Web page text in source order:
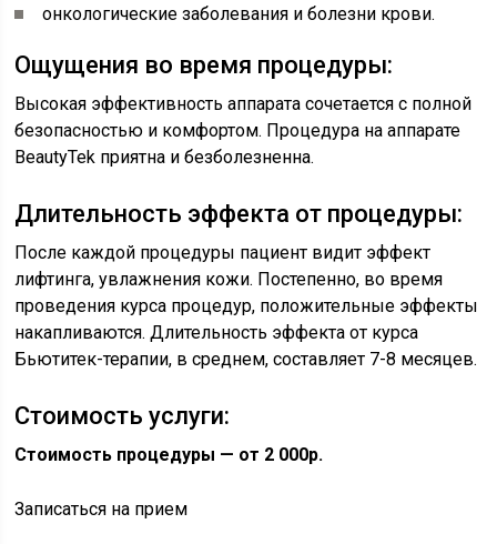
онкологические заболевания и болезни крови.
Ощущения во время процедуры:
Высокая эффективность аппарата сочетается с полной
безопасностью и комфортом. Процедура на аппарате
BeautyTek приятна и безболезненна.
Длительность эффекта от процедуры:
После каждой процедуры пациент видит эффект
лифтинга, увлажнения кожи. Постепенно, во время
проведения курса процедур, положительные эффекты
накапливаются. Длительность эффекта от курса
Бьютитек-терапии, в среднем, составляет 7-8 месяцев.
Стоимость услуги:
Стоимость процедуры — от 2 000р.
Записаться на прием